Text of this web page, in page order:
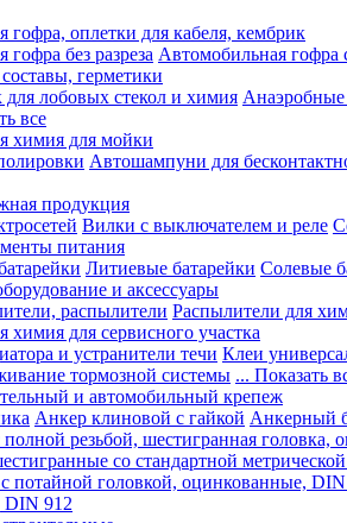
гофра, оплетки для кабеля, кембрик
без разреза Автомобильная гофра
герметики
для лобовых стекол и химия Анаэробные
все
химия для мойки
Автошампуни для
продукция
Вилки с выключателем и реле
питания
Литиевые батарейки Солевые
и аксессуары
распылители Распылители для
химия для сервисного участка
и устранители течи Клеи
тормозной системы ... Показать
и автомобильный крепеж
Анкер клиновой с гайкой Анкерный
полной резьбой, шестигранная
со стандартной
потайной головкой, оцинкованные,
DIN 912